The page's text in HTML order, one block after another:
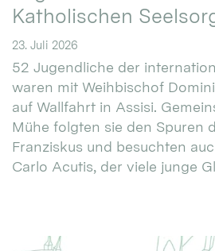
Katholischen
23. Juli 2026
52 Jugendliche der
waren mit Weihbischof
auf Wallfahrt in Assisi.
Mühe folgten sie den Spuren
Franziskus und besuchten
Carlo Acutis, der viele junge